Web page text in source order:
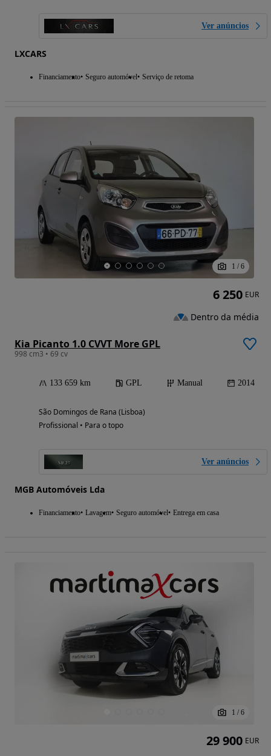
Ver anúncios
LXCARS
Financiamento Seguro automóvel Serviço de retoma
1 / 6
Kia Picanto 1.0 CVVT More GPL
998 cm3 • 69 cv
133 659 km GPL Manual 2014
São Domingos de Rana (Lisboa)
Profissional • Para o topo
Ver anúncios
MGB Automóveis Lda
Financiamento Lavagem Seguro automóvel Entrega em casa
6 250 EUR
Dentro da média
1 / 6
29 900 EUR